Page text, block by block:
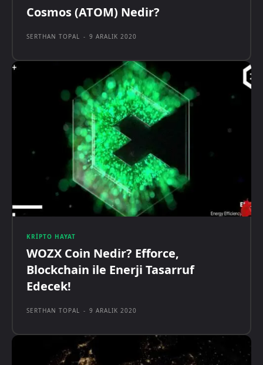
Cosmos (ATOM) Nedir?
SERTHAN TOPAL - 9 ARALIK 2020
KRIPTO HAYAT
WOZX Coin Nedir? Efforce,
Blockchain ile Enerji Tasarruf
Edecek!
SERTHAN TOPAL - 9 ARALIK 2020